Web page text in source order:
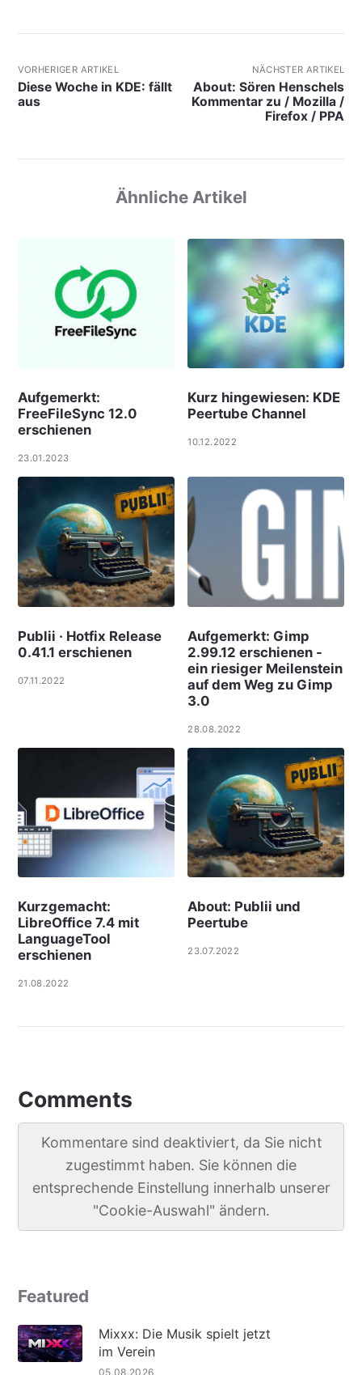
VORHERIGER ARTIKEL
Diese Woche in KDE: fällt
aus
NÄCHSTER ARTIKEL
About: Sören Henschels
Kommentar zu / Mozilla /
Firefox / PPA
Ähnliche Artikel
Aufgemerkt:
FreeFileSync 12.0
erschienen
23.01.2023
Kurz hingewiesen: KDE
Peertube Channel
10.12.2022
Publii · Hotfix Release
0.41.1 erschienen
07.11.2022
Aufgemerkt: Gimp
2.99.12 erschienen -
ein riesiger Meilenstein
auf dem Weg zu Gimp
3.0
28.08.2022
Kurzgemacht:
LibreOffice 7.4 mit
LanguageTool
erschienen
21.08.2022
About: Publii und
Peertube
23.07.2022
Comments
Kommentare sind deaktiviert, da Sie nicht
zugestimmt haben. Sie können die
entsprechende Einstellung innerhalb unserer
"Cookie-Auswahl" ändern.
Featured
Mixxx: Die Musik spielt jetzt
im Verein
05.08.2026